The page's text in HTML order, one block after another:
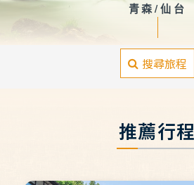
青森/仙台
搜尋旅程
推薦行程